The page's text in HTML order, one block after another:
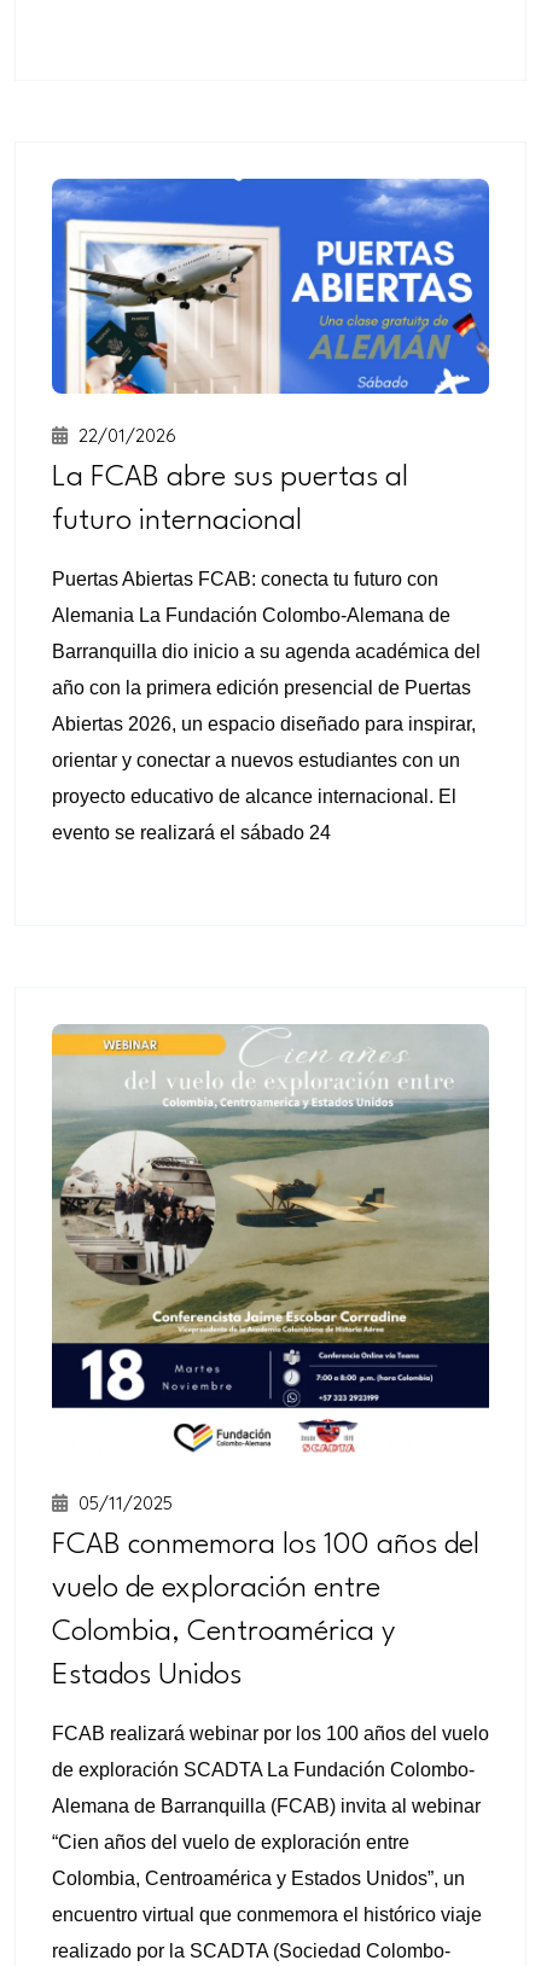
22/01/2026
La FCAB abre sus puertas al
futuro internacional
Puertas Abiertas FCAB: conecta tu futuro con
Alemania La Fundación Colombo-Alemana de
Barranquilla dio inicio a su agenda académica del
año con la primera edición presencial de Puertas
Abiertas 2026, un espacio diseñado para inspirar,
orientar y conectar a nuevos estudiantes con un
proyecto educativo de alcance internacional. El
evento se realizará el sábado 24
05/11/2025
FCAB conmemora los 100 años del
vuelo de exploración entre
Colombia, Centroamérica y
Estados Unidos
FCAB realizará webinar por los 100 años del vuelo
de exploración SCADTA La Fundación Colombo-
Alemana de Barranquilla (FCAB) invita al webinar
“Cien años del vuelo de exploración entre
Colombia, Centroamérica y Estados Unidos”, un
encuentro virtual que conmemora el histórico viaje
realizado por la SCADTA (Sociedad Colombo-